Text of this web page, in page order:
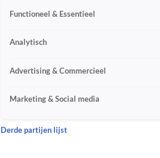
Functioneel & Essentieel
Analytisch
Advertising & Commercieel
Marketing & Social media
Derde partijen lijst